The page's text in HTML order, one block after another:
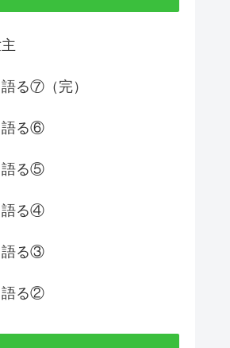
る⑦（完）
語る⑥
語る⑤
語る④
語る③
語る②